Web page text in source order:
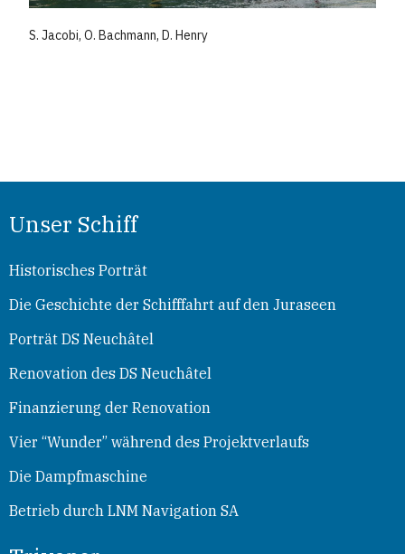
S. Jacobi, O. Bachmann, D. Henry
Unser Schiff
Historisches Porträt
Die Geschichte der Schifffahrt auf den Juraseen
Porträt DS Neuchâtel
Renovation des DS Neuchâtel
Finanzierung der Renovation
Vier “Wunder” während des Projektverlaufs
Die Dampfmaschine
Betrieb durch LNM Navigation SA